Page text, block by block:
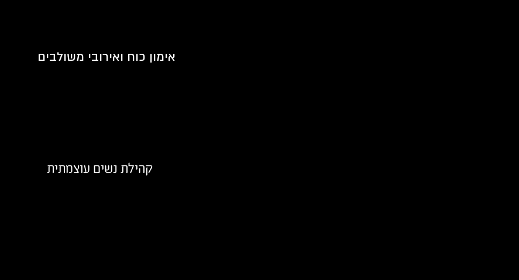
אימון כוח ואירובי משולבים
קהילת נשים עוצמתית